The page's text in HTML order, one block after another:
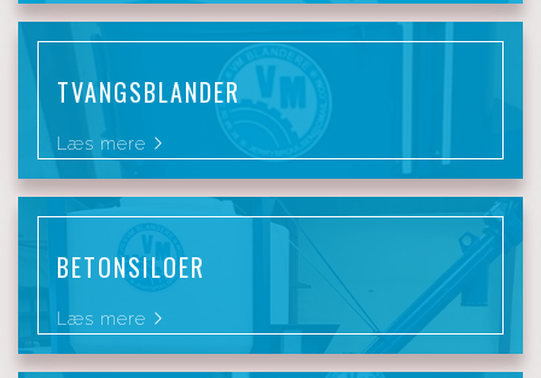
TVANGSBLANDER
Læs mere
BETONSILOER
Læs mere